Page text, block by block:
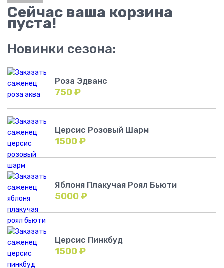
Сейчас ваша корзина
пуста!
Новинки сезона:
Роза Эдванс
750₽
Церсис Розовый Шарм
1500₽
Яблоня Плакучая Роял Бьюти
5000₽
Церсис Пинкбуд
1500₽